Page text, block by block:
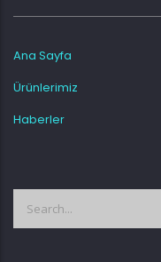
Ana Sayfa
Ürünlerimiz
Haberler